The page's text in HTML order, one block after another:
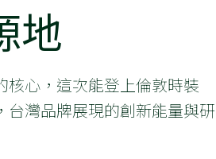
地
心，這次能登上倫敦時裝
灣品牌展現的創新能量與研